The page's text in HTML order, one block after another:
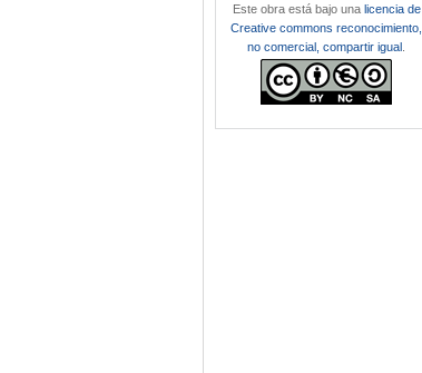
Este obra está bajo una licencia de
Creative commons reconocimiento,
no comercial, compartir igual